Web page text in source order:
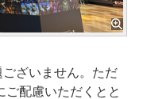
ざいません。ただ
ご配慮いただくとと